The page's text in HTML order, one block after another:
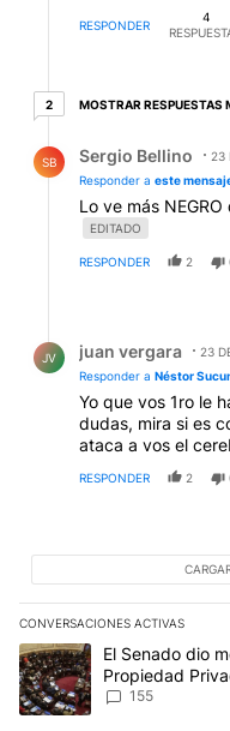
RESPONDER
4
22 respuestas más
MOSTRAR RESPUESTAS
SB Sergio Bellino
23
Responder a este
Lo ve más
EDITADO
RESPONDER 2
JV juan vergara
23
Responder a Néstor
Yo que vos 1ro le
dudas, mira si es
ataca a vos el
RESPONDER 2
CONVERSACIONES ACTIVAS
Este listado muestra los
Un artículo de tendencia
El Senado dio
Propiedad
Ley del Manejo
155